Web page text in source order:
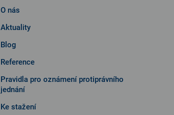
O nás
Aktuality
Blog
Reference
Pravidla pro oznámení protiprávního
jednání
Ke stažení